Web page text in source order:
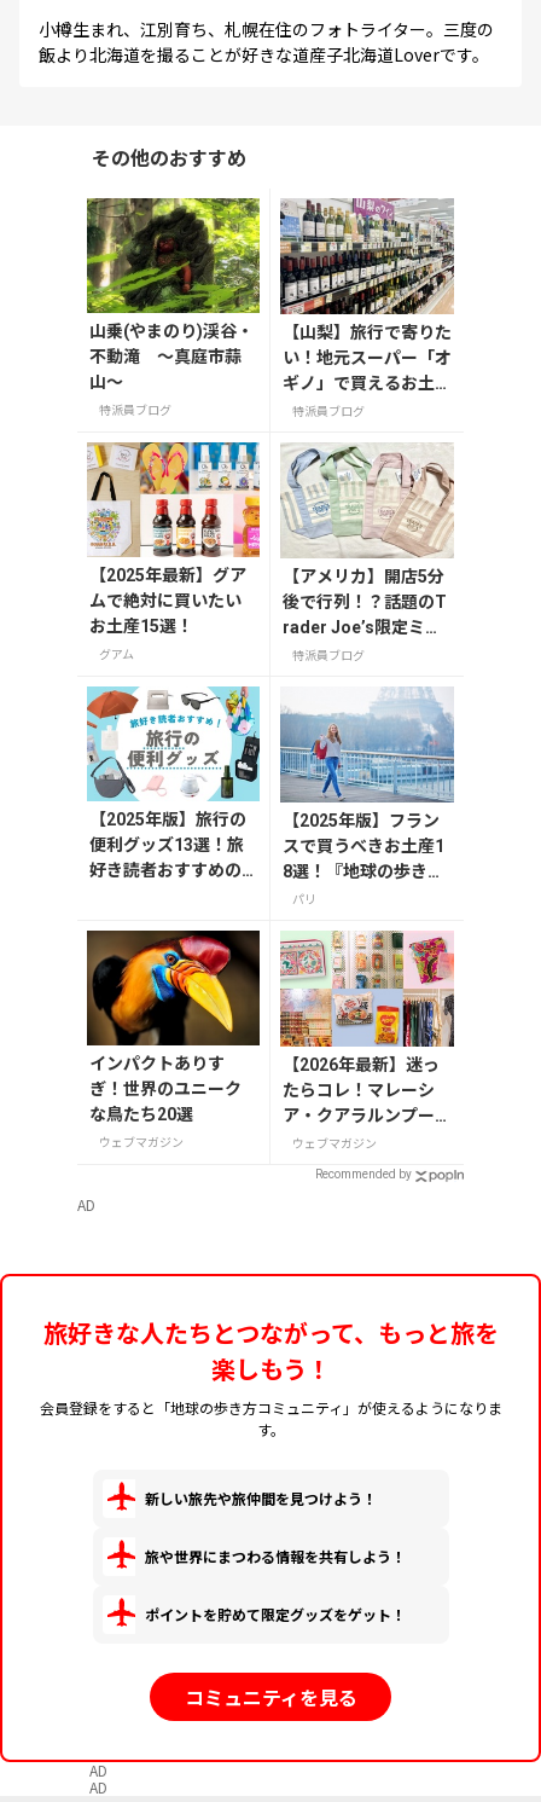
小樽生まれ、江別育ち、札幌在住のフォトライター。三度の
飯より北海道を撮ることが好きな道産子北海道Loverです。
その他のおすすめ
山乗(やまのり)渓谷・
不動滝 ～真庭市蒜
山～
特派員ブログ
【山梨】旅行で寄りた
い！地元スーパー「オ
ギノ」で買えるお土産
4選
特派員ブログ
【2025年最新】グア
ムで絶対に買いたい
お土産15選！
グアム
【アメリカ】開店5分
後で行列！？話題のT
rader Joe’s限定ミニ
トート発売日レポ
特派員ブログ
【2025年版】旅行の
便利グッズ13選！旅
好き読者おすすめの
【2025年版】フラン
スで買うべきお土産1
8選！『地球の歩き
方』編集者おすすめの
介
パリ
インパクトありす
ぎ！世界のユニーク
な鳥たち20選
ウェブマガジン
【2026年最新】迷っ
たらコレ！マレーシ
ア・クアラルンプール
で絶対買いたいお土産
15選
ウェブマガジン
Recommended by
AD
旅好きな人たちとつながって、もっと旅を
楽しもう！
会員登録をすると「地球の歩き方コミュニティ」が使えるようになりま
す。
新しい旅先や旅仲間を見つけよう！
旅や世界にまつわる情報を共有しよう！
ポイントを貯めて限定グッズをゲット！
コミュニティを見る
AD
AD